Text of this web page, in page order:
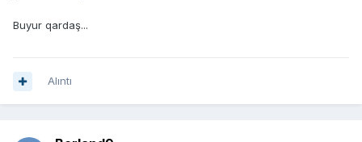
Buyur qardaş...
Alıntı